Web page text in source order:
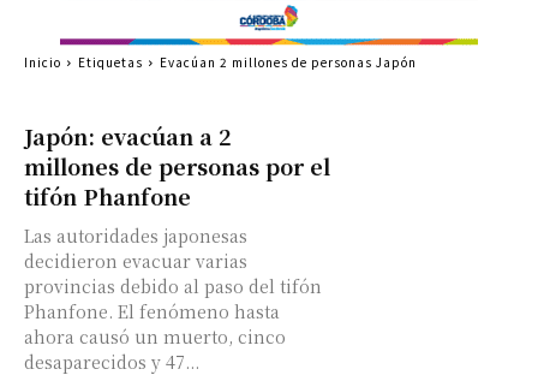
Japón: evacúan a 2
millones de personas por el
tifón Phanfone
Las autoridades japonesas
decidieron evacuar varias
provincias debido al paso del tifón
Phanfone. El fenómeno hasta
ahora causó un muerto, cinco
desaparecidos y 47...
Inicio Etiquetas Evacúan 2 millones de personas Japón